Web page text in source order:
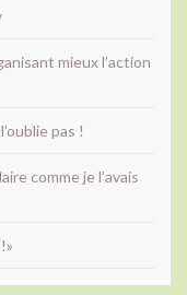
mieux l’action
pas !
comme je l’avais